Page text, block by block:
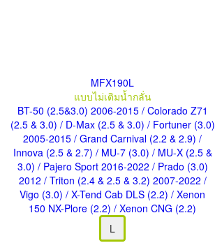
MFX190L
แบบไม่เติมน้ำกลั่น
BT-50 (2.5&3.0) 2006-2015 / Colorado Z71
(2.5 & 3.0) / D-Max (2.5 & 3.0) / Fortuner (3.0)
2005-2015/ Grand Carnival (2.2 & 2.9)/
Innova (2.5 & 2.7) / MU-7 (3.0) / MU-X (2.5 &
3.0) / Pajero Sport 2016-2022 / Prado (3.0)
2012 / Triton (2.4 & 2.5 & 3.2) 2007-2022 /
Vigo (3.0)/ X-Tend Cab DLS (2.2)/ Xenon
150 NX-Plore (2.2)/ Xenon CNG (2.2)
L